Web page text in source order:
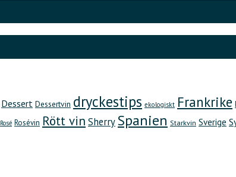
Dessert Dessertvin dryckestips ekologiskt Frankrike
Rosé Rosévin Rött vin SherrySpanien Starkvin Sverige